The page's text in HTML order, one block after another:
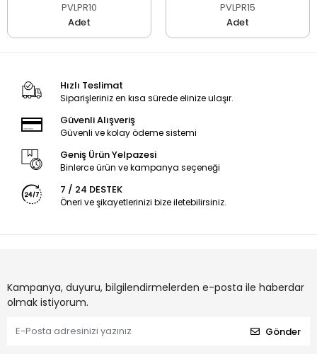
PVLPR10
Adet
PVLPR15
Adet
Hızlı Teslimat
Siparişleriniz en kısa sürede elinize ulaşır.
Güvenli Alışveriş
Güvenli ve kolay ödeme sistemi
Geniş Ürün Yelpazesi
Binlerce ürün ve kampanya seçeneği
7 / 24 DESTEK
Öneri ve şikayetlerinizi bize iletebilirsiniz.
Kampanya, duyuru, bilgilendirmelerden e-posta ile haberdar
olmak istiyorum.
Gönder